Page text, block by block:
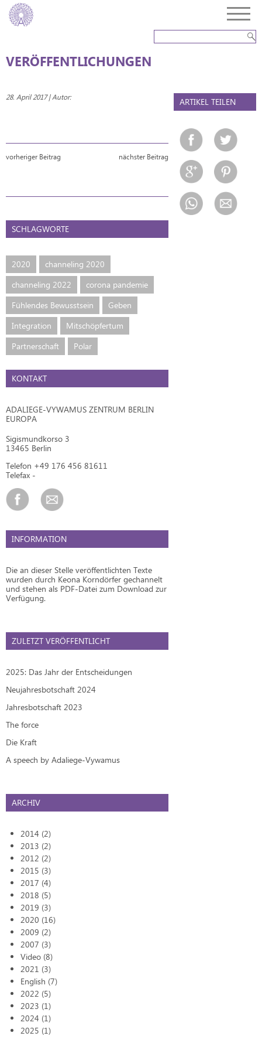
VERÖFFENTLICHUNGEN
28. April 2017 | Autor:
vorheriger Beitrag nächster Beitrag
SCHLAGWORTE
2020
channeling 2020
channeling 2022
corona pandemie
Fühlendes Bewusstsein
Geben
Integration
Mitschöpfertum
Partnerschaft
Polar
KONTAKT
ADALIEGE-VYWAMUS ZENTRUM BERLIN
EUROPA
Sigismundkorso 3
13465 Berlin
Telefon +49 176 456 81611
Telefax -
ARTIKEL TEILEN
INFORMATION
Die an dieser Stelle veröffentlichten Texte
wurden durch Keona Korndörfer gechannelt
und stehen als PDF-Datei zum Download zur
Verfügung.
ZULETZT VERÖFFENTLICHT
2025: Das Jahr der Entscheidungen
Neujahresbotschaft 2024
Jahresbotschaft 2023
The force
Die Kraft
A speech by Adaliege-Vywamus
ARCHIV
2014 (2)
2013 (2)
2012 (2)
2015 (3)
2017 (4)
2018 (5)
2019 (3)
2020 (16)
2009 (2)
2007 (3)
Video (8)
2021 (3)
English (7)
2022 (5)
2023 (1)
2024 (1)
2025 (1)